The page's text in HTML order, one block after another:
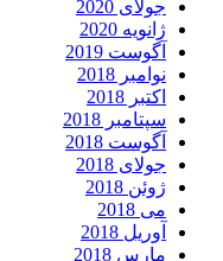
جولای 2020
ژانویه 2020
آگوست 2019
نوامبر 2018
اکتبر 2018
سپتامبر 2018
آگوست 2018
جولای 2018
ژوئن 2018
می 2018
آوریل 2018
مارس 2018